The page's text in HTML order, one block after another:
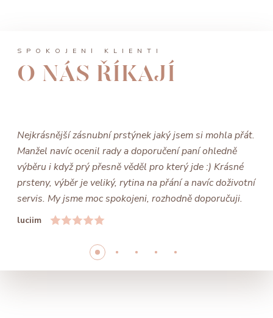
SPOKOJENÍ KLIENTI
O NÁS ŘÍKAJÍ
Nejkrásnější zásnubní prstýnek jaký jsem si mohla přát.
Manžel navíc ocenil rady a doporučení paní ohledně
výběru i když prý přesně věděl pro který jde :) Krásné
prsteny, výběr je veliký, rytina na přání a navíc doživotní
servis. My jsme moc spokojeni, rozhodně doporučuji.
luciim